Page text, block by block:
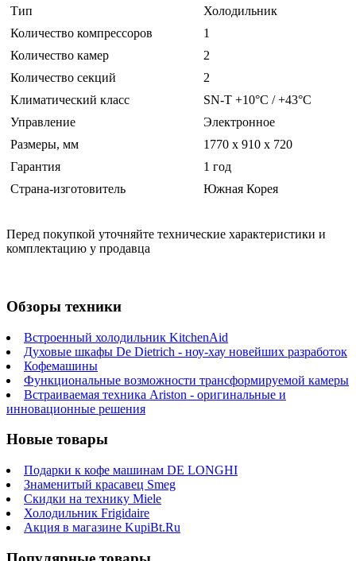
Тип
Холодильник
Количество компрессоров
1
Количество камер
2
Количество секций
2
Климатический класс
SN-T +10°C / +43°C
Управление
Электронное
Размеры, мм
1770 x 910 x 720
Гарантия
1 год
Страна-изготовитель
Южная Корея
Перед покупкой уточняйте технические характеристики и
комплектацию у продавца
Обзоры техники
Встроенный холодильник KitchenAid
Духовые шкафы De Dietrich - ноу-хау новейших разработок
Кофемашины
Функциональные возможности трансформируемой камеры
Встраиваемая техника Ariston - оригинальные и
инновационные решения
Новые товары
Подарки к кофе машинам DE LONGHI
Знаменитый красавец Smeg
Скидки на технику Miele
Холодильник Frigidaire
Акция в магазине KupiBt.Ru